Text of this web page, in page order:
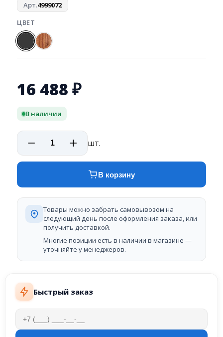
Быстрый заказ
Арт.4999072
ЦВЕТ
16 488 ₽
В наличии
шт.
В корзину
Товары можно забрать самовывозом на
следующий день после оформления заказа, или
получить доставкой.
Многие позиции есть в наличии в магазине —
уточняйте у менеджеров.